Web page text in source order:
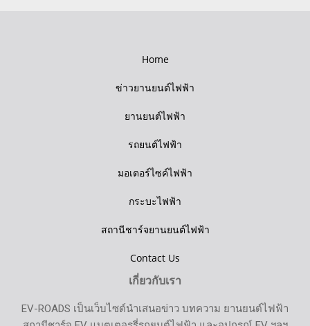
Home
ข่าวยานยนต์ไฟฟ้า
ยานยนต์ไฟฟ้า
รถยนต์ไฟฟ้า
มอเตอร์ไซค์ไฟฟ้า
กระบะไฟฟ้า
สถานีชาร์จยานยนต์ไฟฟ้า
Contact Us
เกี่ยวกับเรา
EV-ROADS เป็นเว็บไซต์นำเสนอข่าว บทความ ยานยนต์ไฟฟ้า